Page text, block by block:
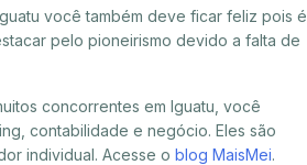
você também deve ficar feliz pois é
pelo pioneirismo devido a falta de
concorrentes em Iguatu, você
contabilidade e negócio. Eles são
individual. Acesse o blog MaisMei.